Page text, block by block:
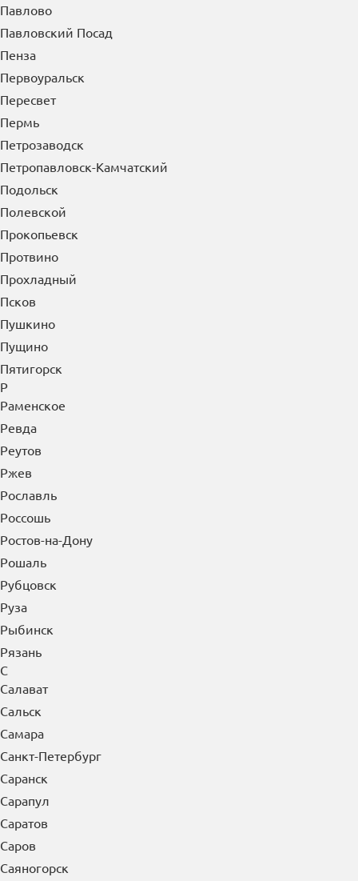
Павлово
Павловский Посад
Пенза
Первоуральск
Пересвет
Пермь
Петрозаводск
Петропавловск-Камчатский
Подольск
Полевской
Прокопьевск
Протвино
Прохладный
Псков
Пушкино
Пущино
Пятигорск
Р
Раменское
Ревда
Реутов
Ржев
Рославль
Россошь
Ростов-на-Дону
Рошаль
Рубцовск
Руза
Рыбинск
Рязань
С
Салават
Сальск
Самара
Санкт-Петербург
Саранск
Сарапул
Саратов
Саров
Саяногорск